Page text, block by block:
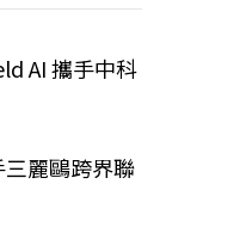
AI 攜手中科
麗鷗跨界聯